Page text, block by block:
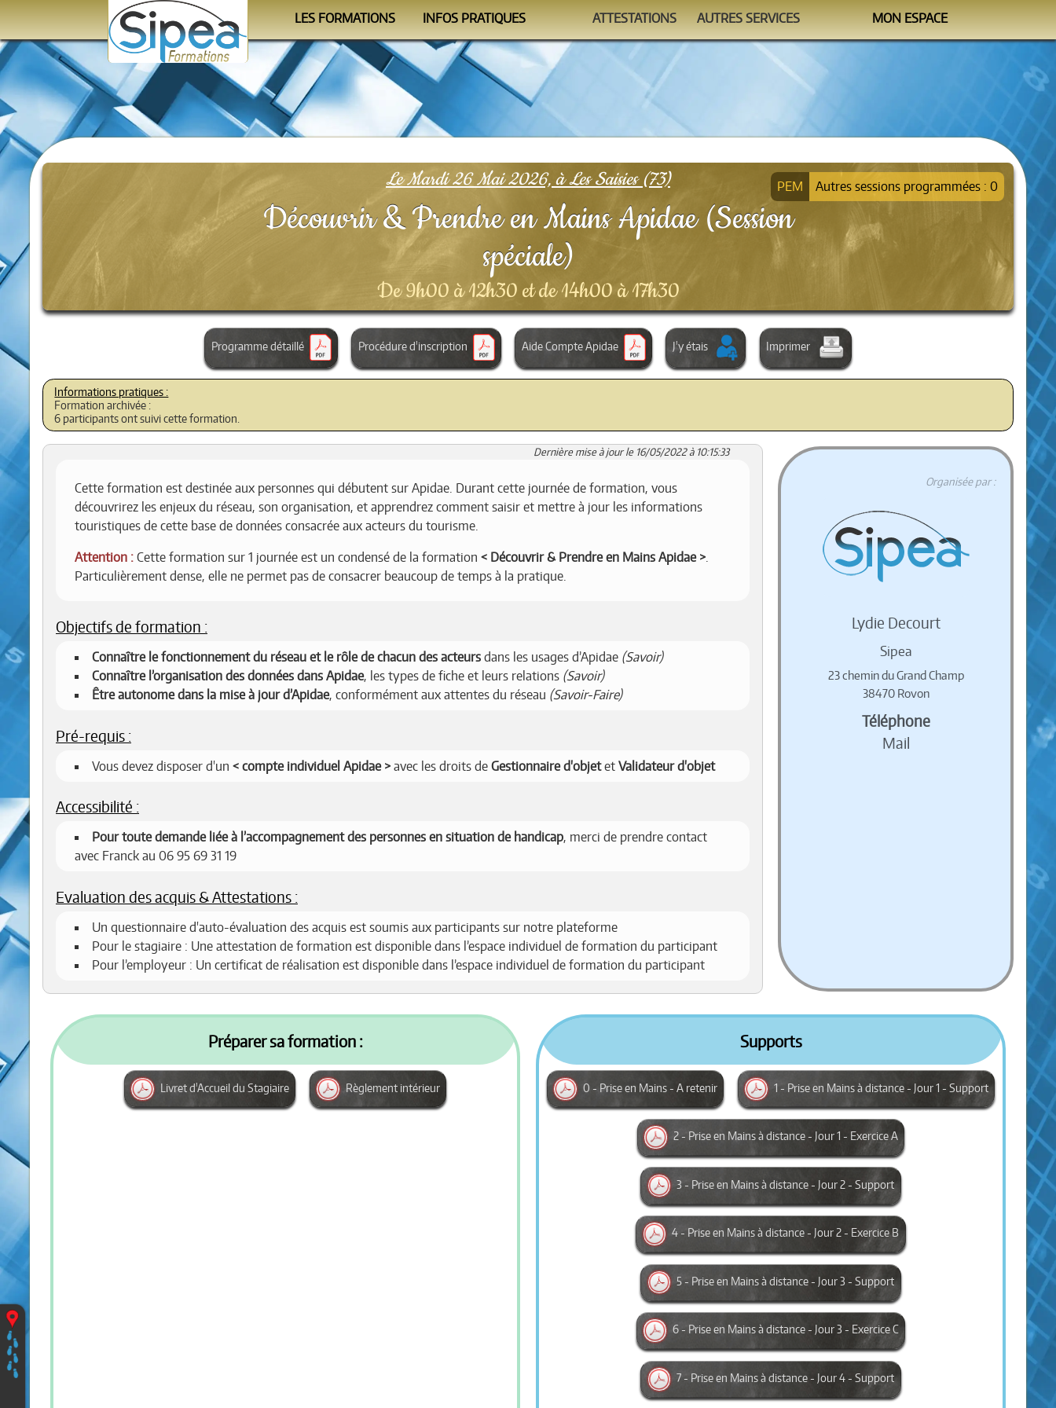
LES FORMATIONS
Le calendrier
Les programmes
Les organismes
INFOS PRATIQUES
Se former
Le Formateur
Conditions
ATTESTATIONS
Auto-évaluations
AUTRES SERVICES
Watchtower
MON ESPACE
M'identifier
Vous
Le Mardi 26 Mai 2026, à Les Saisies (73)
Découvrir & Prendre en Mains Apidae (Session
spéciale)
Autres sessions programmées : 0
De 9h00 à 12h30 et de 14h00 à 17h30
Programme détaillé Procédure d'inscription Aide Compte Apidae J'y étais Imprimer
Formation archivée :
6 participants ont suivi cette formation.
Dernière mise à jour le 16/05/2022 à 10:15:33
Cette formation est destinée aux personnes qui débutent sur Apidae. Durant cette journée de formation, vous
découvrirez les enjeux du réseau, son organisation, et apprendrez comment saisir et mettre à jour les informations
touristiques de cette base de données consacrée aux acteurs du tourisme.
Attention : Cette formation sur 1 journée est un condensé de la formation Découvrir & Prendre en Mains Apidae
.
Particulièrement dense, elle ne permet pas de consacrer beaucoup de temps à la pratique.
Objectifs de formation :
Connaître le fonctionnement du réseau et le rôle de chacun des acteurs dans les usages d’Apidae (Savoir)
Connaître l’organisation des données dans Apidae, les types de fiche et leurs relations (Savoir)
Être autonome dans la mise à jour d’Apidae, conformément aux attentes du réseau (Savoir-Faire)
Pré-requis :
Vous devez disposer d'un compte individuel Apidae avec les droits de Gestionnaire d'objetet Validateur d'objet
Accessibilité :
Pour toute demande liée à l’accompagnement des personnes en situation de handicap, merci de prendre contact
avec Franck au 06 95 69 31 19
Evaluation des acquis & Attestations :
Un questionnaire d'auto-évaluation des acquis est soumis aux participants sur notre plateforme
Pour le stagiaire : Une attestation de formation est disponible dans l’espace individuel de formation du participant
Pour l’employeur : Un certificat de réalisation est disponible dans l’espace individuel de formation du participant
Organisée par :
Lydie Decourt
Sipea
23 chemin du Grand Champ
38470 Rovon
Téléphone
Mail
Préparer sa formation :
Livret d'Accueil du Stagiaire Règlement intérieur
Supports
0 - Prise en Mains - A retenir 1 - Prise en Mains à distance - Jour 1 - Support
2 - Prise en Mains à distance - Jour 1 - Exercice A
3 - Prise en Mains à distance - Jour 2 - Support
4 - Prise en Mains à distance - Jour 2 - Exercice B
5 - Prise en Mains à distance - Jour 3 - Support
6 - Prise en Mains à distance - Jour 3 - Exercice C
7 - Prise en Mains à distance - Jour 4 - Support